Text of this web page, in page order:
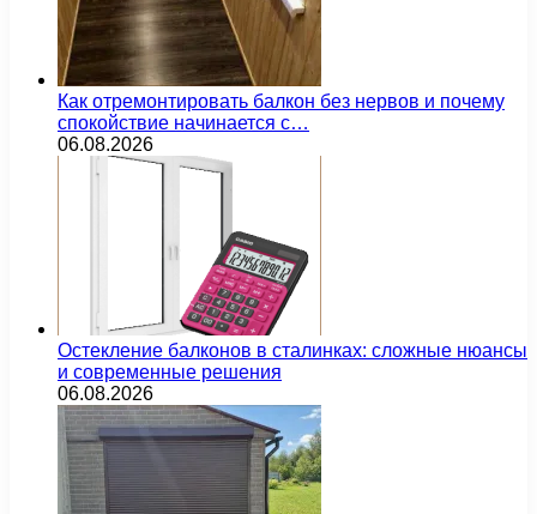
Как отремонтировать балкон без нервов и почему
спокойствие начинается с…
06.08.2026
Остекление балконов в сталинках: сложные нюансы
и современные решения
06.08.2026